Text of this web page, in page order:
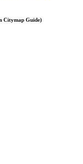
Citymap Guide)